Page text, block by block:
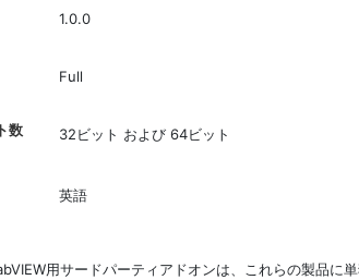
1.0.0
Full
数 32ビット および 64ビット
英語
用サードパーティアドオンは、これらの製品に